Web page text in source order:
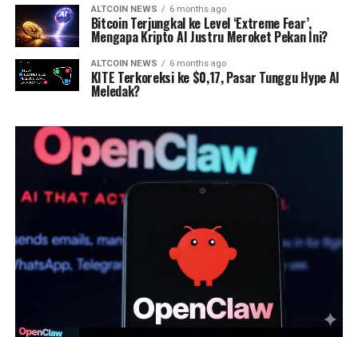
ALTCOIN NEWS 6 months ago
Bitcoin Terjungkal ke Level ‘Extreme Fear’,
Mengapa Kripto AI Justru Meroket Pekan Ini?
ALTCOIN NEWS 6 months ago
KITE Terkoreksi ke $0,17, Pasar Tunggu Hype AI
Meledak?